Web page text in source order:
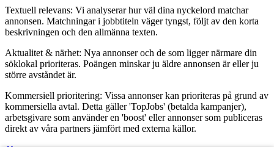
Textuell relevans: Vi analyserar hur väl dina nyckelord matchar
annonsen. Matchningar i jobbtiteln väger tyngst, följt av den korta
beskrivningen och den allmänna texten.
Aktualitet & närhet: Nya annonser och de som ligger närmare din
söklokal prioriteras. Poängen minskar ju äldre annonsen är eller ju
större avståndet är.
Kommersiell prioritering: Vissa annonser kan prioriteras på grund av
kommersiella avtal. Detta gäller 'TopJobs' (betalda kampanjer),
arbetsgivare som använder en 'boost' eller annonser som publiceras
direkt av våra partners jämfört med externa källor.